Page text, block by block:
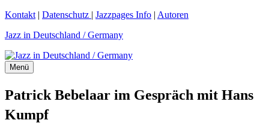
Zum
springen
Kontakt | Datenschutz | Jazzpages Info | Autoren
Jazz in Deutschland / Germany
Menü
Patrick Bebelaar im Gespräch mit Hans
Kumpf